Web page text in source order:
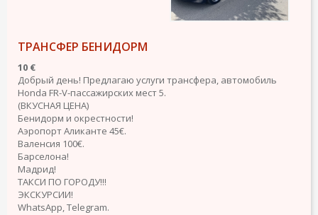
ТРАНСФЕР БЕНИДОРМ
10 €
Добрый день! Предлагаю услуги трансфера, автомобиль
Honda FR-V-пассажирских мест 5.
(ВКУСНАЯ ЦЕНА)
Бенидорм и окрестности!
Аэропорт Аликанте 45€.
Валенсия 100€.
Барселона!
Мадрид!
ТАКСИ ПО ГОРОДУ!!!
ЭКСКУРСИИ!
WhatsApp, Telegram.